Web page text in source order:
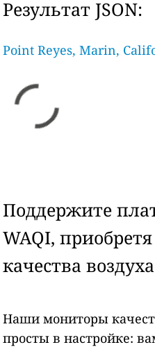
Результат JSON:
Point Reyes, Marin,
Поддержите
WAQI,
качества
Наши мониторы
просты в настройке: